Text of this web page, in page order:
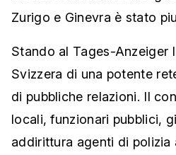
Zurigo e Ginevra è stato
Stando al Tages-Anzeiger
Svizzera di una potente
di pubbliche relazioni. Il
locali, funzionari pubblici,
addirittura agenti di polizia